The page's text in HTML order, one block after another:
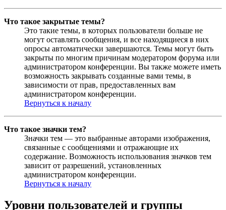
Что такое закрытые темы?
Это такие темы, в которых пользователи больше не
могут оставлять сообщения, и все находящиеся в них
опросы автоматически завершаются. Темы могут быть
закрыты по многим причинам модератором форума или
администратором конференции. Вы также можете иметь
возможность закрывать созданные вами темы, в
зависимости от прав, предоставленных вам
администратором конференции.
Вернуться к началу
Что такое значки тем?
Значки тем — это выбранные авторами изображения,
связанные с сообщениями и отражающие их
содержание. Возможность использования значков тем
зависит от разрешений, установленных
администратором конференции.
Вернуться к началу
Уровни пользователей и группы